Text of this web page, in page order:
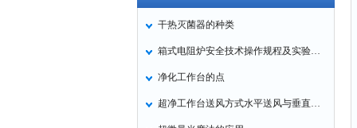
干热灭菌器的种类
箱式电阻炉安全技术操作规程及实验步骤
净化工作台的点
超净工作台送风方式水平送风与垂直送风特点与区别